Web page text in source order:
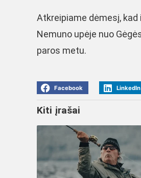
Atkreipiame dėmesį,
Nemuno upėje nuo
paros metu.
Facebook LinkedIn
Kiti įrašai